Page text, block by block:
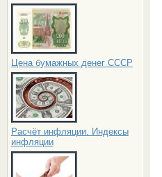
Цена бумажных денег СССР
Расчёт инфляции. Индексы
инфляции